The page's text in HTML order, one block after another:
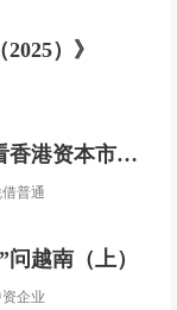
）》
发展的新方向
普通
越南（上）
企业